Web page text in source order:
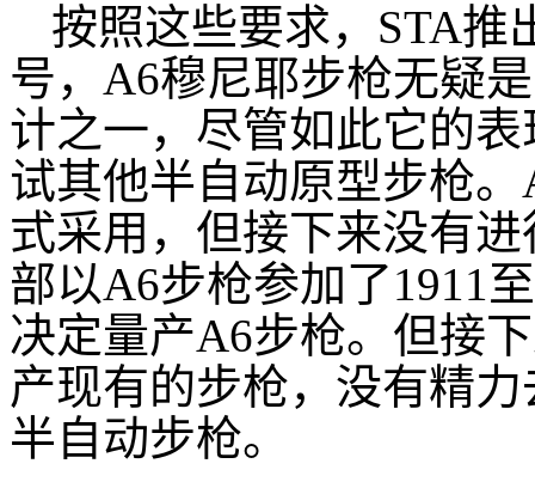
按照这些要求，STA推
号，A6穆尼耶步枪无疑
计之一，尽管如此它的
试其他半自动原型步枪
式采用，但接下来没有
部以A6步枪参加了1911
决定量产A6步枪。但接
产现有的步枪，没有精
半自动步枪。